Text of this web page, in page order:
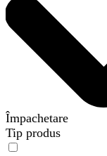
Împachetare
Tip produs